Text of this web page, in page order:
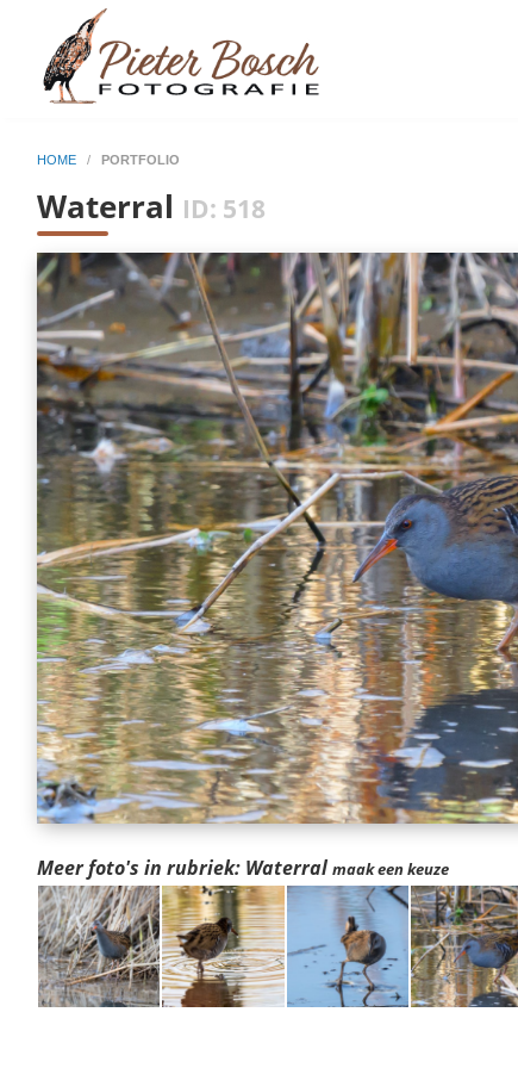
HOME / PORTFOLIO
Waterral ID: 518
Meer foto's in rubriek: Waterralmaak een keuze